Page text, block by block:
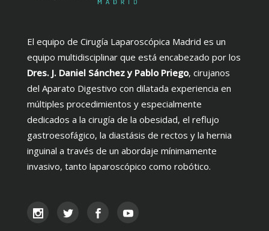
El equipo de Cirugía Laparoscópica Madrid es un
equipo multidisciplinar que está encabezado por los
Dres. J. Daniel Sánchez y Pablo Priego, cirujanos
del Aparato Digestivo con dilatada experiencia en
múltiples procedimientos y especialmente
dedicados a la cirugía de la obesidad, el reflujo
gastroesofágico, la diastásis de rectos y la hernia
inguinal a través de un abordaje mínimamente
invasivo, tanto laparoscópico como robótico.